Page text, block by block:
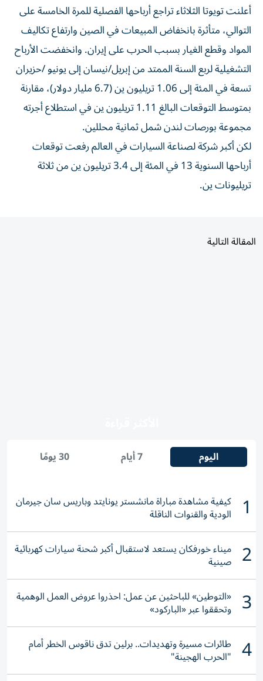
أعلنت تويوتا الثلاثاء تراجع أرباحها الفصلية للمرة ​الخامسة ⁠على
التوالي، ‌متأثرة بانخفاض المبيعات ‌في الصين وارتفاع تكاليف
المواد وقطع ‌الغيار بسبب الحرب على ⁠إيران. وانخفضت الأرباح
التشغيلية لربع السنة الممتد من إبريل/نيسان إلى يونيو /حزيران
تسعة في المئة ​إلى 1.06 تريليون ‌ين (6.7 مليار دولار)، مقارنة
بمتوسط التوقعات البالغ ⁠1.11 تريليون ين في استطلاع أجرته
مجموعة بورصات ​لندن ‌شمل ثمانية محللين.
لكن ‌أكبر شركة لصناعة السيارات في العالم رفعت ‌توقعات
‌أرباحها السنوية 13 ⁠في المئة إلى ‌3.4 تريليون ين من ثلاثة
تريليونات ⁠ين.
المقالة التالية
اليوم 7 أيام 30 يومًا
1 كيفية مشاهدة مباراة مانشستر يونايتد وباريس سان جيرمان
الودية والقنوات الناقلة
2 ميناء خورفكان يستعد لاستقبال أكبر شحنة سيارات كهربائية
صينية
3 «التوطين» للباحثين عن عمل: احذروا عروض العمل الوهمية
وتحققوا عبر «الباركود»
4 طائرات مسيرة وتهديدات.. برلين تدق ناقوس الخطر أمام
"الحرب الهجينة"